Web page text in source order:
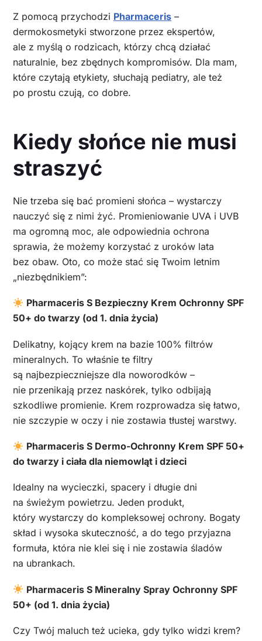
Z pomocą przychodzi Pharmaceris –
dermokosmetyki stworzone przez ekspertów,
ale z myślą o rodzicach, którzy chcą działać
naturalnie, bez zbędnych kompromisów. Dla mam,
które czytają etykiety, słuchają pediatry, ale też
po prostu czują, co dobre.
Kiedy słońce nie musi
straszyć
Nie trzeba się bać promieni słońca – wystarczy
nauczyć się z nimi żyć. Promieniowanie UVA i UVB
ma ogromną moc, ale odpowiednia ochrona
sprawia, że możemy korzystać z uroków lata
bez obaw. Oto, co może stać się Twoim letnim
„niezbędnikiem”:
Pharmaceris S Bezpieczny Krem Ochronny SPF
50+ do twarzy (od 1. dnia życia)
Delikatny, kojący krem na bazie 100% filtrów
mineralnych. To właśnie te filtry
są najbezpieczniejsze dla noworodków –
nie przenikają przez naskórek, tylko odbijają
szkodliwe promienie. Krem rozprowadza się łatwo,
nie szczypie w oczy i nie zostawia tłustej warstwy.
Pharmaceris S Dermo-Ochronny Krem SPF 50+
do twarzy i ciała dla niemowląt i dzieci
Idealny na wycieczki, spacery i długie dni
na świeżym powietrzu. Jeden produkt,
który wystarczy do kompleksowej ochrony. Bogaty
skład i wysoka skuteczność, a do tego przyjazna
formuła, która nie klei się i nie zostawia śladów
na ubrankach.
Pharmaceris S Mineralny Spray Ochronny SPF
50+ (od 1. dnia życia)
Czy Twój maluch też ucieka, gdy tylko widzi krem?